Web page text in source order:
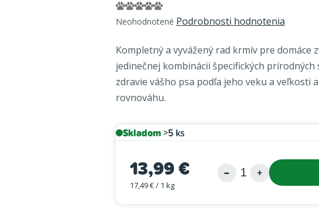
Priemerné
hodnotenie
je
0,0
z
5
Neohodnotené Podrobnosti hodnotenia
Kompletný a vyvážený rad krmív pre domáce
jedinečnej kombinácii špecifických
zdravie vášho psa podľa jeho veku a veľkosti
rovnováhu.
Skladom>5 ks
13,99 €
Jednotková cena:
17,49 € / 1 kg